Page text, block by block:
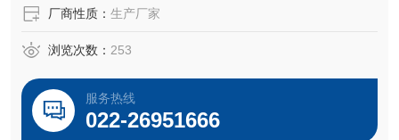
厂商性质： 生产厂家
浏览次数： 253
服务热线
022-26951666